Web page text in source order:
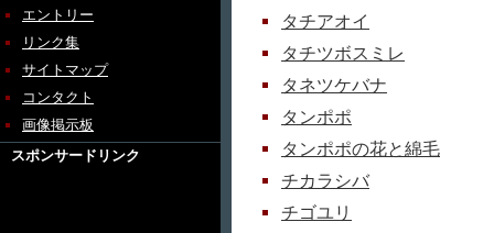
エントリー
リンク集
サイトマップ
コンタクト
画像掲示板
スポンサードリンク
タチアオイ
タチツボスミレ
タネツケバナ
タンポポ
タンポポの花と綿毛
チカラシバ
チゴユリ